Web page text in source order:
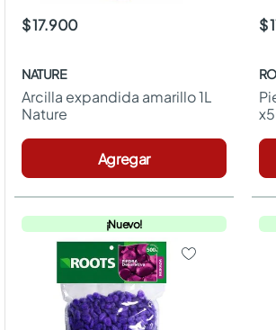
$ 17.900
NATURE
Arcilla expandida amarillo 1L
Nature
Agregar
$
¡Nuevo!